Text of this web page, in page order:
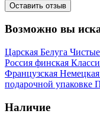
Оставить отзыв
Возможно вы
Царская Белуга
Россия финская
Французская Немецкая
подарочной упаковке
Наличие